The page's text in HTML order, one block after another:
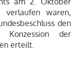
verlaufen waren,
den
der
erteilt.